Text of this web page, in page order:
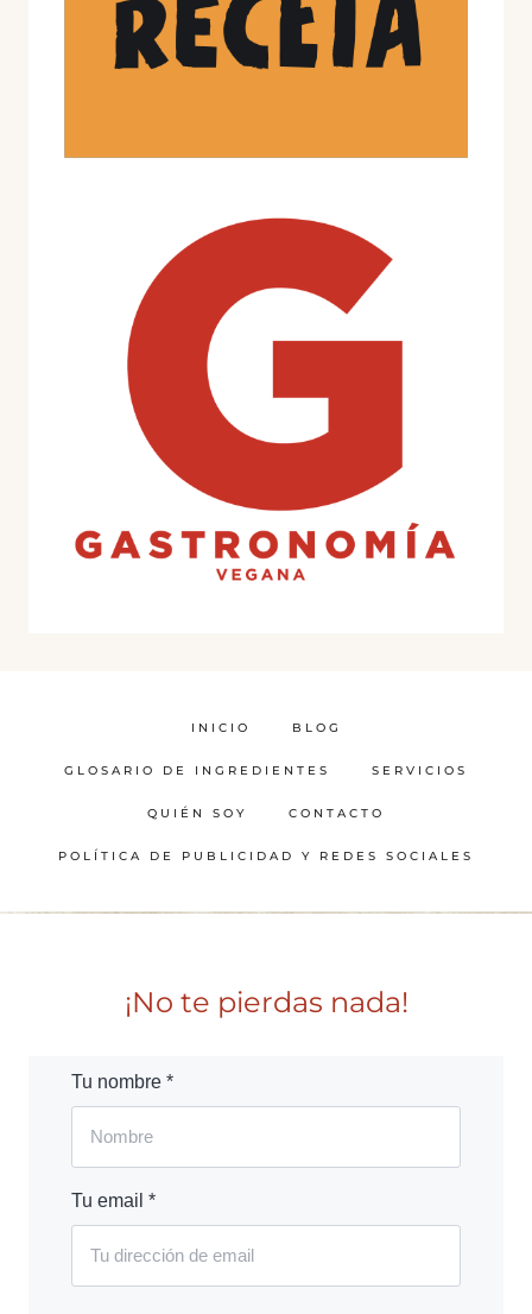
INICIO BLOG
GLOSARIO DE INGREDIENTES SERVICIOS
QUIÉN SOY CONTACTO
POLÍTICA DE PUBLICIDAD Y REDES SOCIALES
¡No te pierdas nada!
Tu nombre *
Tu email *